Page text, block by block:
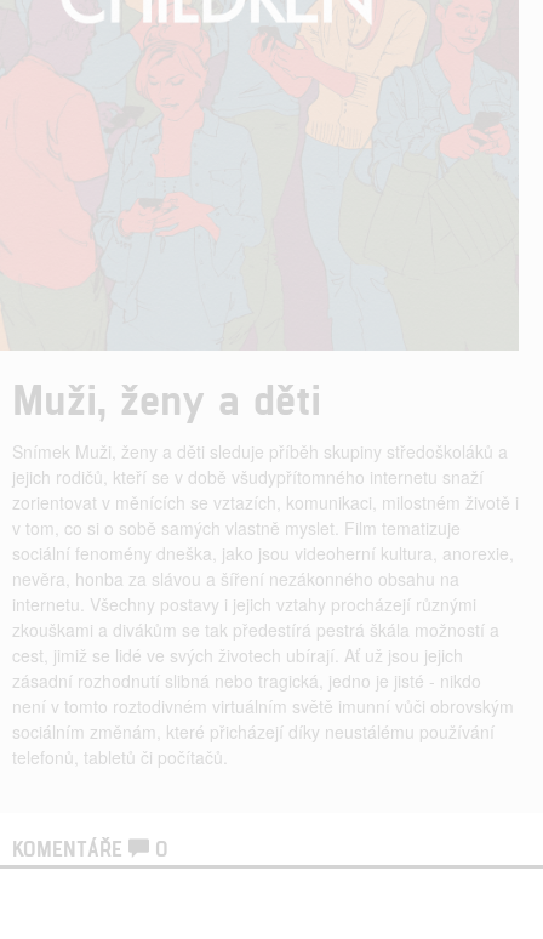
Muži, ženy a děti
Snímek Muži, ženy a děti sleduje příběh skupiny středoškoláků a
jejich rodičů, kteří se v době všudypřítomného internetu snaží
zorientovat v měnících se vztazích, komunikaci, milostném životě i
v tom, co si o sobě samých vlastně myslet. Film tematizuje
sociální fenomény dneška, jako jsou videoherní kultura, anorexie,
nevěra, honba za slávou a šíření nezákonného obsahu na
internetu. Všechny postavy i jejich vztahy procházejí různými
zkouškami a divákům se tak předestírá pestrá škála možností a
cest, jimiž se lidé ve svých životech ubírají. Ať už jsou jejich
zásadní rozhodnutí slibná nebo tragická, jedno je jisté - nikdo
není v tomto roztodivném virtuálním světě imunní vůči obrovským
sociálním změnám, které přicházejí díky neustálému používání
telefonů, tabletů či počítačů.
KOMENTÁŘE 0